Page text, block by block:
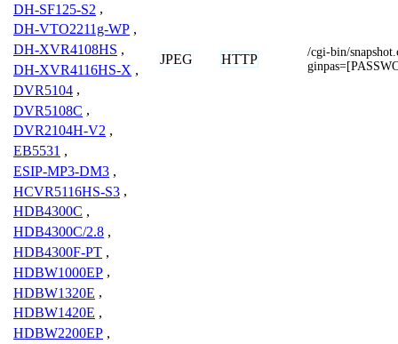
DH-SF125-S2 ,
DH-VTO2211g-WP ,
DH-XVR4108HS ,
DH-XVR4116HS-X ,
DVR5104 ,
DVR5108C ,
DVR2104H-V2 ,
EB5531 ,
ESIP-MP3-DM3 ,
HCVR5116HS-S3 ,
HDB4300C ,
HDB4300C/2.8 ,
HDB4300F-PT ,
HDBW1000EP ,
HDBW1320E ,
HDBW1420E ,
HDBW2200EP ,
JPEG HTTP
/cgi-bin/